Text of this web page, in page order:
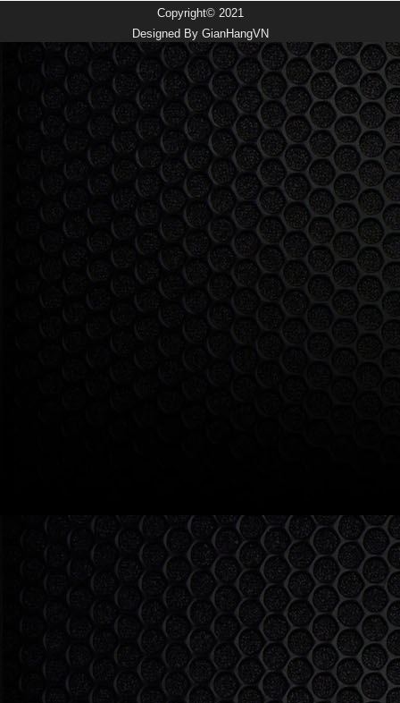
Copyright© 2021
Designed By GianHangVN